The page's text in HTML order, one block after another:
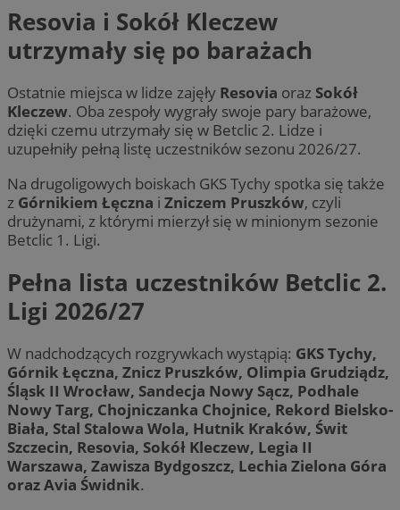
Resovia i Sokół Kleczew
utrzymały się po barażach
Ostatnie miejsca w lidze zajęły Resovia oraz Sokół
Kleczew. Oba zespoły wygrały swoje pary barażowe,
dzięki czemu utrzymały się w Betclic 2. Lidze i
uzupełniły pełną listę uczestników sezonu 2026/27.
Na drugoligowych boiskach GKS Tychy spotka się także
z Górnikiem Łęczna i Zniczem Pruszków, czyli
drużynami, z którymi mierzył się w minionym sezonie
Betclic 1. Ligi.
Pełna lista uczestników Betclic 2.
Ligi 2026/27
W nadchodzących rozgrywkach wystąpią: GKS Tychy,
Górnik Łęczna, Znicz Pruszków, Olimpia Grudziądz,
Śląsk II Wrocław, Sandecja Nowy Sącz, Podhale
Nowy Targ, Chojniczanka Chojnice, Rekord Bielsko-
Biała, Stal Stalowa Wola, Hutnik Kraków, Świt
Szczecin, Resovia, Sokół Kleczew, Legia II
Warszawa, Zawisza Bydgoszcz, Lechia Zielona Góra
oraz Avia Świdnik.